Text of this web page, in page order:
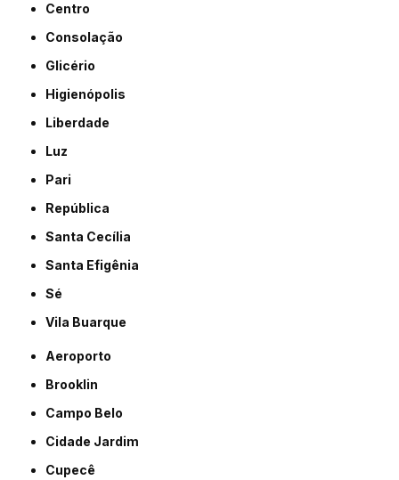
Centro
Consolação
Glicério
Higienópolis
Liberdade
Luz
Pari
República
Santa Cecília
Santa Efigênia
Sé
Vila Buarque
Aeroporto
Brooklin
Campo Belo
Cidade Jardim
Cupecê